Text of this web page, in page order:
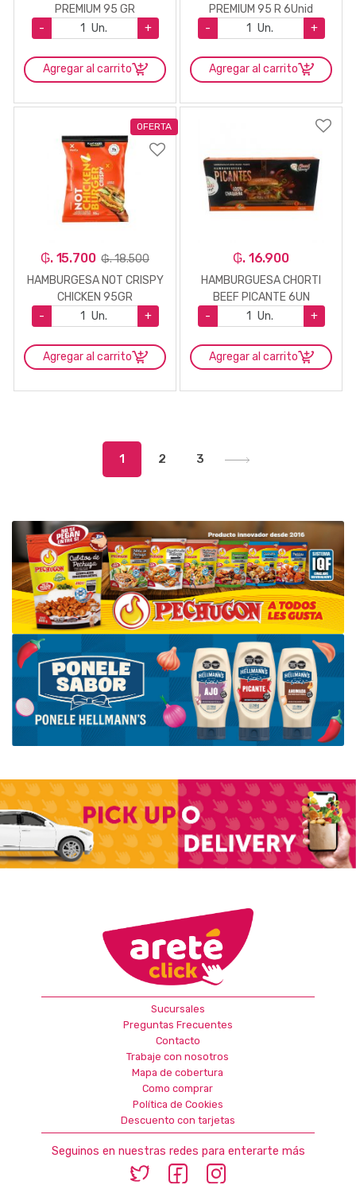
PREMIUM 95 GR
-
Un. +
Agregar al carrito
PREMIUM 95 R 6Unid
-
Un. +
Agregar al carrito
OFERTA
₲. 15.700 ₲. 18.500
HAMBURGESA NOT CRISPY
CHICKEN 95GR
-
Un. +
Agregar al carrito
₲. 16.900
HAMBURGUESA CHORTI
BEEF PICANTE 6UN
-
Un. +
Agregar al carrito
1 2 3
Sucursales
Preguntas Frecuentes
Contacto
Trabaje con nosotros
Mapa de cobertura
Como comprar
Política de Cookies
Descuento con tarjetas
Seguinos en nuestras redes para enterarte más